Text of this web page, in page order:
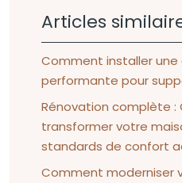
Articles
Comment installer
performante pour
Rénovation complète :
transformer votre
standards de confort
Comment moderniser